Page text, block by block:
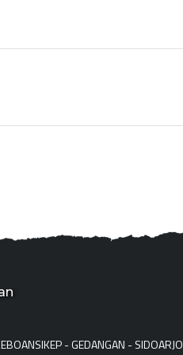
- GEDANGAN - SIDOARJO